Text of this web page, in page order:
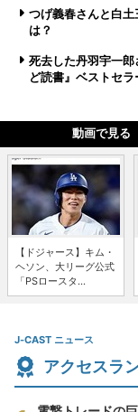
つげ義春さんと白
は？
死去した丹羽宇一
ど読書』ベストセラ
動画で見る
【ドジャース】キム・
ヘソン、大リーグ公式
「PSロースタ...
J-CAST ニュース
アクセスラ